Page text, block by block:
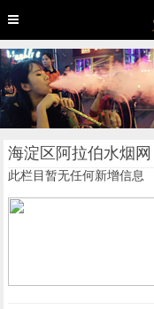
海淀区阿拉伯水烟网
此栏目暂无任何新增信息